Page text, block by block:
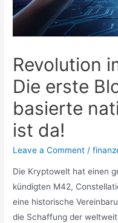
Revolution
Die erste
basierte
ist da!
Leave a Comment /
Die Kryptowelt hat einen
kündigten M42,
eine historische
die Schaffung der